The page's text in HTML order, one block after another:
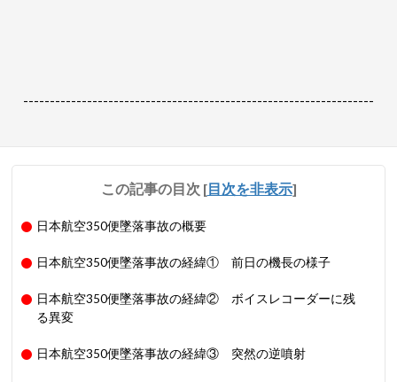
------------------------------------------------------------------
この記事の目次 [目次を非表示]
日本航空350便墜落事故の概要
日本航空350便墜落事故の経緯① 前日の機長の様子
日本航空350便墜落事故の経緯② ボイスレコーダーに残
る異変
日本航空350便墜落事故の経緯③ 突然の逆噴射